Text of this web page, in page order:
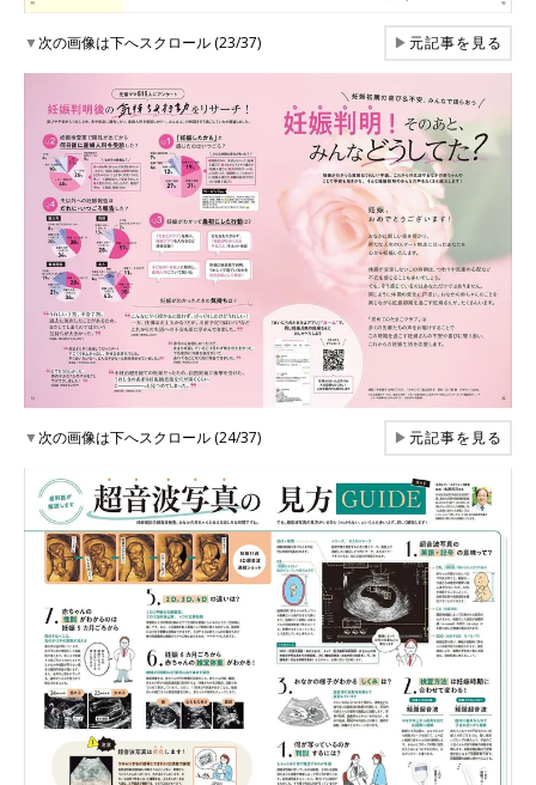
▼次の画像は下へスクロール (23/37) ▶元記事を見る
▼次の画像は下へスクロール (24/37) ▶元記事を見る